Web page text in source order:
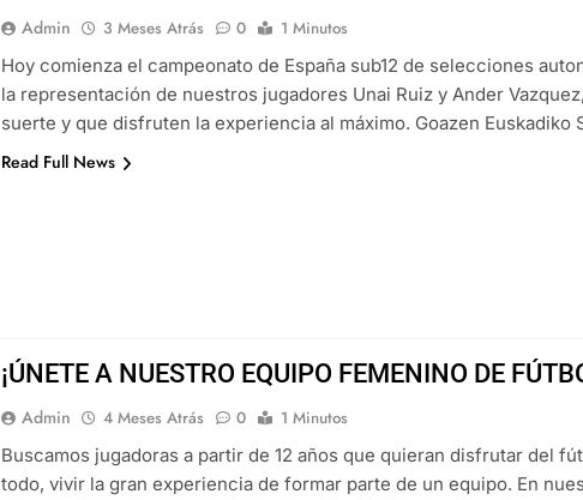
Admin 3 Meses Atrás 0
1 Minutos
Hoy comienza el campeonato de España sub12 de selecciones
la representación de nuestros jugadores Unai Ruiz y Ander
suerte y que disfruten la experiencia al máximo. Goazen Euskadiko
Read Full News
¡ÚNETE A NUESTRO EQUIPO FEMENINO DE
Admin 4 Meses Atrás 0
1 Minutos
Buscamos jugadoras a partir de 12 años que quieran disfrutar del
todo, vivir la gran experiencia de formar parte de un equipo. En